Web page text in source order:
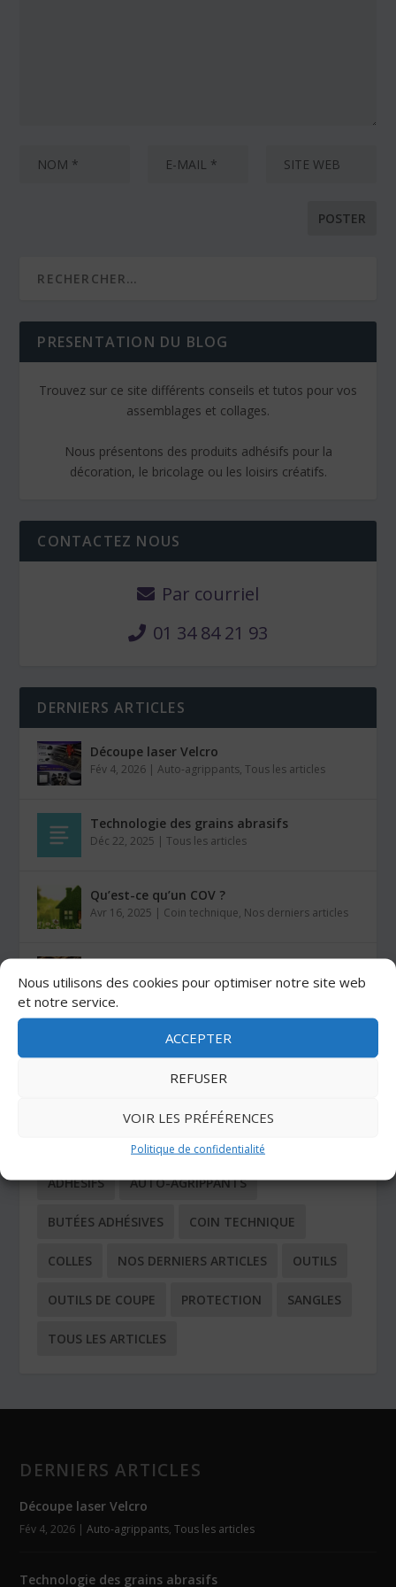
Nous utilisons des cookies pour optimiser notre site web
et notre service.
ACCEPTER
REFUSER
VOIR LES PRÉFÉRENCES
Politique de confidentialité
PRESENTATION DU BLOG
Trouvez sur ce site différents conseils et tutos pour vos
assemblages et collages.
Nous présentons des produits adhésifs pour la
décoration, le bricolage ou les loisirs créatifs.
CONTACTEZ NOUS
Par courriel
01 34 84 21 93
DERNIERS ARTICLES
Découpe laser Velcro
Fév 4, 2026 |Auto-agrippants,Tous les articles
Technologie des grains abrasifs
Déc 22, 2025 |Tous les articles
Qu’est-ce qu’un COV ?
Avr 16, 2025 | Coin technique, Nos derniers articles
Mar 26, 2025|Auto-agrippants
Les colles Stratogrip X15 et X25
Jan 27, 2025|Colles
CATÉGORIES
ADHÉSIFS AUTO-AGRIPPANTS
BUTÉES ADHÉSIVES COIN TECHNIQUE
COLLES NOS DERNIERS ARTICLES OUTILS
OUTILS DE COUPE PROTECTION SANGLES
TOUS LES ARTICLES
DERNIERS ARTICLES
Découpe laser Velcro
Fév 4, 2026 |Auto-agrippants,Tous les articles
Technologie des grains abrasifs